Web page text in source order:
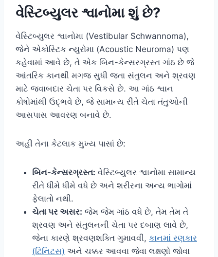
વેસ્ટિબ્યુલર શ્વાનોમા શું છે?
વેસ્ટિબ્યુલર શ્વાનોમા (Vestibular Schwannoma),
જેને એકોસ્ટિક ન્યુરોમા (Acoustic Neuroma) પણ
કહેવામાં આવે છે, તે એક બિન-કેન્સરગ્રસ્ત ગાંઠ છે જે
આંતરિક કાનથી મગજ સુધી જતા સંતુલન અને શ્રવણ
માટે જવાબદાર ચેતા પર વિકસે છે. આ ગાંઠ શ્વાન
કોષોમાંથી ઉદ્ભવે છે, જે સામાન્ય રીતે ચેતા તંતુઓની
આસપાસ આવરણ બનાવે છે.
અહીં તેના કેટલાક મુખ્ય પાસાં છે:
બિન-કેન્સરગ્રસ્ત: વેસ્ટિબ્યુલર શ્વાનોમા સામાન્ય
રીતે ધીમે ધીમે વધે છે અને શરીરના અન્ય ભાગોમાં
ફેલાતો નથી.
ચેતા પર અસર: જેમ જેમ ગાંઠ વધે છે, તેમ તેમ તે
શ્રવણ અને સંતુલનની ચેતા પર દબાણ લાવે છે,
જેના કારણે શ્રવણશક્તિ ગુમાવવી, કાનમાં રણકાર
(ટિનિટસ) અને ચક્કર આવવા જેવા લક્ષણો જોવા